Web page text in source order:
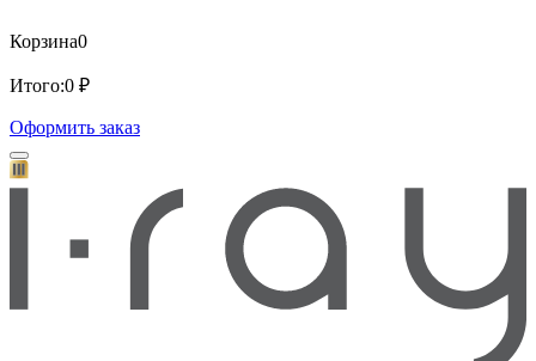
Корзина0
Итого:0 ₽
Оформить заказ